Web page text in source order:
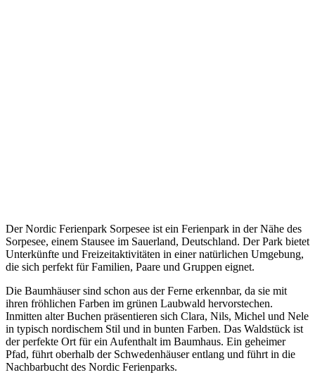
Der Nordic Ferienpark Sorpesee ist ein Ferienpark in der Nähe des
Sorpesee, einem Stausee im Sauerland, Deutschland. Der Park bietet
Unterkünfte und Freizeitaktivitäten in einer natürlichen Umgebung,
die sich perfekt für Familien, Paare und Gruppen eignet.
Die Baumhäuser sind schon aus der Ferne erkennbar, da sie mit
ihren fröhlichen Farben im grünen Laubwald hervorstechen.
Inmitten alter Buchen präsentieren sich Clara, Nils, Michel und Nele
in typisch nordischem Stil und in bunten Farben. Das Waldstück ist
der perfekte Ort für ein Aufenthalt im Baumhaus. Ein geheimer
Pfad, führt oberhalb der Schwedenhäuser entlang und führt in die
Nachbarbucht des Nordic Ferienparks.